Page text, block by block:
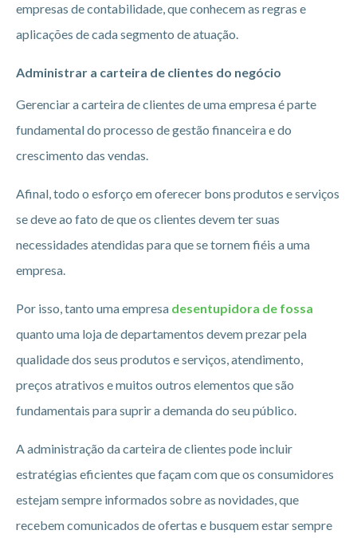
empresas de contabilidade, que conhecem as regras e
aplicações de cada segmento de atuação.
Administrar a carteira de clientes do negócio
Gerenciar a carteira de clientes de uma empresa é parte
fundamental do processo de gestão financeira e do
crescimento das vendas.
Afinal, todo o esforço em oferecer bons produtos e serviços
se deve ao fato de que os clientes devem ter suas
necessidades atendidas para que se tornem fiéis a uma
empresa.
Por isso, tanto uma empresa desentupidora de fossa
quanto uma loja de departamentos devem prezar pela
qualidade dos seus produtos e serviços, atendimento,
preços atrativos e muitos outros elementos que são
fundamentais para suprir a demanda do seu público.
A administração da carteira de clientes pode incluir
estratégias eficientes que façam com que os consumidores
estejam sempre informados sobre as novidades, que
recebem comunicados de ofertas e busquem estar sempre